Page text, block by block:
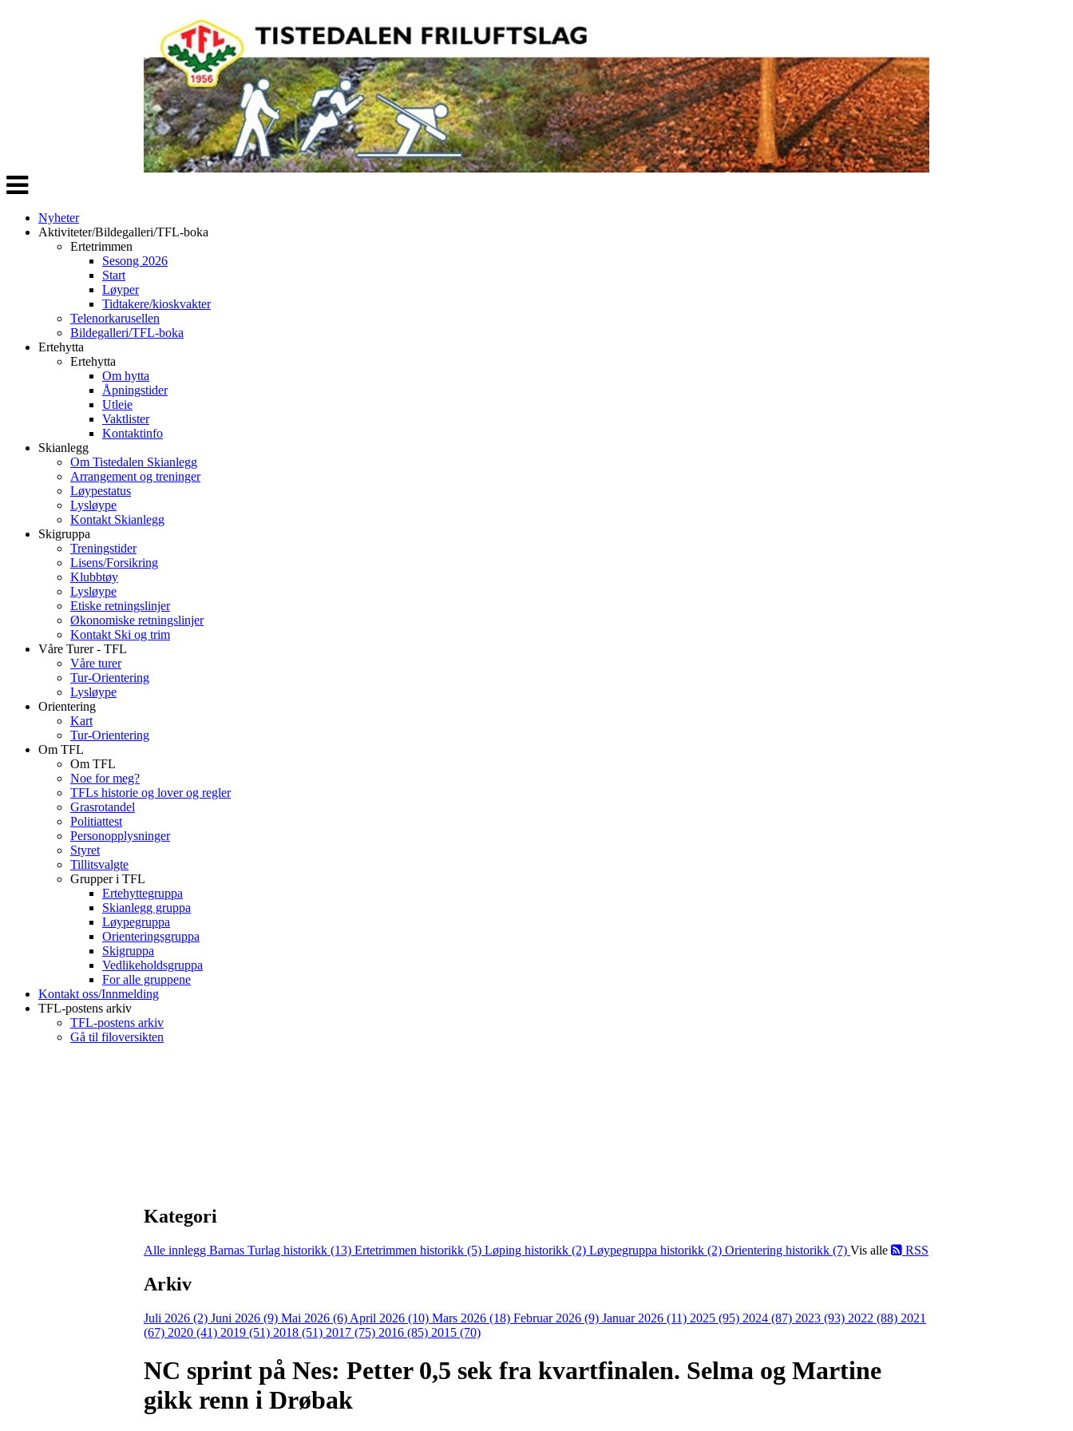
Veksle
navigasjon
Nyheter
Aktiviteter/Bildegalleri/TFL-boka
Ertetrimmen
Sesong 2026
Start
Løyper
Tidtakere/kioskvakter
Telenorkarusellen
Bildegalleri/TFL-boka
Ertehytta
Ertehytta
Om hytta
Åpningstider
Utleie
Vaktlister
Kontaktinfo
Skianlegg
Om Tistedalen Skianlegg
Arrangement og treninger
Løypestatus
Lysløype
Kontakt Skianlegg
Skigruppa
Treningstider
Lisens/Forsikring
Klubbtøy
Lysløype
Etiske retningslinjer
Økonomiske retningslinjer
Kontakt Ski og trim
Våre Turer - TFL
Våre turer
Tur-Orientering
Lysløype
Orientering
Kart
Tur-Orientering
Om TFL
Om TFL
Noe for meg?
TFLs historie og lover og regler
Grasrotandel
Politiattest
Personopplysninger
Styret
Tillitsvalgte
Grupper i TFL
Ertehyttegruppa
Skianlegg gruppa
Løypegruppa
Orienteringsgruppa
Skigruppa
Vedlikeholdsgruppa
For alle gruppene
Kontakt oss/Innmelding
TFL-postens arkiv
TFL-postens arkiv
Gå til filoversikten
Kategori
Alle innlegg Barnas Turlag historikk (13) Ertetrimmen historikk (5) Løping historikk (2) Løypegruppa historikk (2) Orientering historikk (7) Vis alle RSS
Arkiv
Juli 2026 (2) Juni 2026 (9) Mai 2026 (6) April 2026 (10) Mars 2026 (18) Februar 2026 (9) Januar 2026 (11) 2025 (95) 2024 (87) 2023 (93) 2022 (88) 2021
(67) 2020 (41) 2019 (51) 2018 (51) 2017 (75) 2016 (85) 2015 (70)
NC sprint på Nes: Petter 0,5 sek fra kvartfinalen. Selma og Martine
gikk renn i Drøbak